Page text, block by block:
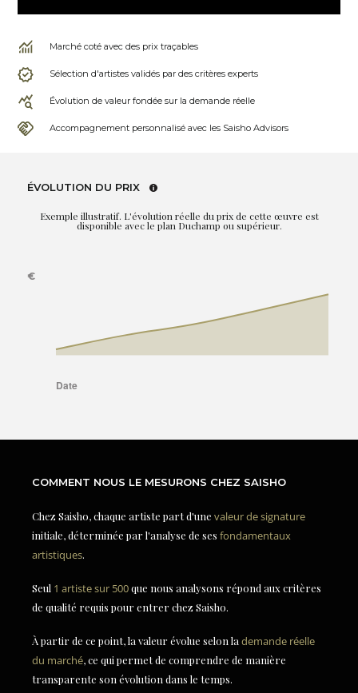
Marché coté avec des prix traçables
Sélection d'artistes validés par des critères experts
Évolution de valeur fondée sur la demande réelle
Accompagnement personnalisé avec les Saisho Advisors
ÉVOLUTION DU PRIX
Exemple illustratif. L'évolution réelle du prix de cette œuvre est
disponible avec le plan Duchamp ou supérieur.
COMMENT NOUS LE MESURONS CHEZ SAISHO
Chez Saisho, chaque artiste part d'une valeur de signature
initiale, déterminée par l'analyse de ses fondamentaux
artistiques.
Seul 1 artiste sur 500que nous analysons répond aux critères
de qualité requis pour entrer chez Saisho.
À partir de ce point, la valeur évolue selon la demande réelle
du marché, ce qui permet de comprendre de manière
transparente son évolution dans le temps.